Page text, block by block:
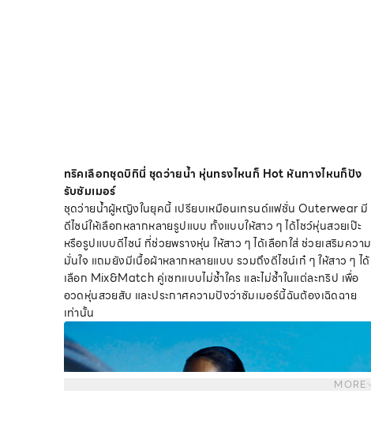
ทริคเลือกชุดบิกินี่ ชุดว่ายน้ำ หุ่นทรงไหนก็ Hot หันทางไหนก็ปัง
รับซัมเมอร์
ชุดว่ายน้ำผู้หญิงในยุคนี้ เปรียบเหมือนเทรนด์แฟชั่น Outerwear มี
ดีไซน์ให้เลือกหลากหลายรูปแบบ ทั้งแบบให้สาว ๆ ได้โชว์หุ่นสวยเป๊ะ
หรือรูปแบบดีไซน์ ที่ช่วยพรางหุ่น ให้สาว ๆ ได้เลือกใส่ ช่วยเสริมความ
มั่นใจ แถมยังมีเนื้อผ้าหลากหลายแบบ รวมถึงดีไซน์เก๋ ๆ ให้สาว ๆ ได้
เลือก Mix&Match คู่เซทแบบไม่ซ้ำใคร และไม่ซ้ำในแต่ละทริป เพื่อ
อวดหุ่นสวยสับ และประกาศความปังว่าซัมเมอร์นี้ฉันต้องเฉิดฉาย
เท่านั้น
MORE